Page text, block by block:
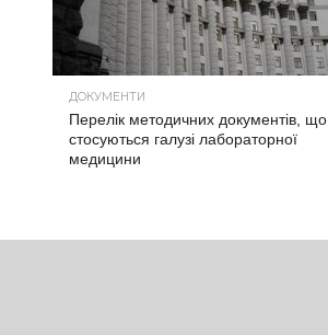
ДОКУМЕНТИ
Перелік методичних документів, що
стосуються галузі лабораторної
медицини